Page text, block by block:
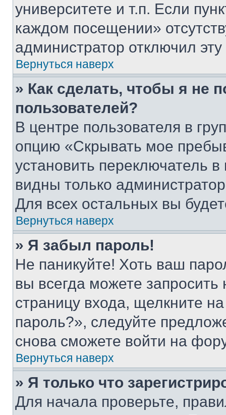
университете и т.п. Если
каждом посещении»
администратор отключил
Вернуться наверх
» Как сделать, чтобы я не
пользователей?
В центре пользователя в
опцию «Скрывать мое
установить переключатель
видны только
Для всех остальных вы
Вернуться наверх
» Я забыл пароль!
Не паникуйте! Хоть ваш
вы всегда можете
страницу входа, щелкните
пароль?», следуйте
снова сможете войти на
Вернуться наверх
» Я только что
Для начала проверьте,